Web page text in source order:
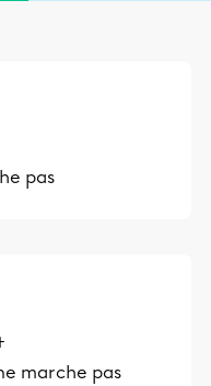
pas
marche pas